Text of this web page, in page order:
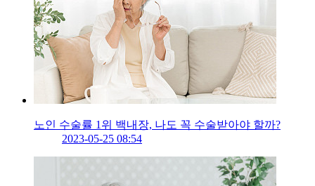
노인 수술률 1위 백내장, 나도 꼭 수술받아야 할까?
2023-05-25 08:54